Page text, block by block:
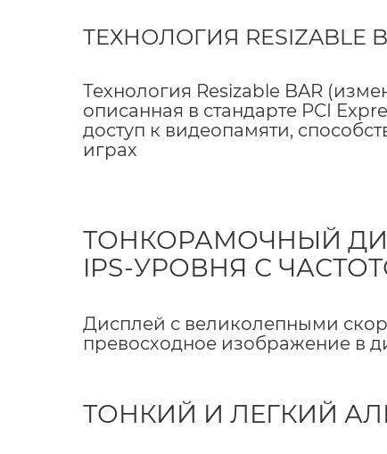
ТЕХНОЛОГИЯ RESIZABLE
Технология Resizable BAR
описанная в стандарте PCI
доступ к видеопамяти,
играх
ТОНКОРАМОЧНЫЙ
IPS-УРОВНЯ С
Дисплей с великолепными
превосходное изображение в
ТОНКИЙ И ЛЕГКИЙ